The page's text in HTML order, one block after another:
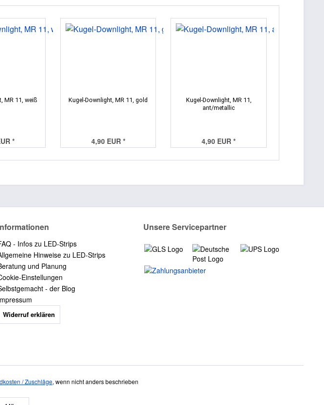
MR 11, weiß
*
Kugel-Downlight, MR 11, gold
4,90 EUR *
Kugel-Downlight, MR 11,
ant/metallic
4,90 EUR *
- Infos zu LED-Strips
Hinweise zu LED-Strips
und Planung
Einstellungen
- der Blog
Widerruf erklären
Unsere Servicepartner
/ Zuschläge, wenn nicht anders beschrieben